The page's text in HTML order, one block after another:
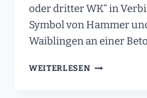
oder dritter WK“ in
Symbol von Hammer
Waiblingen an einer
WEITERLESEN